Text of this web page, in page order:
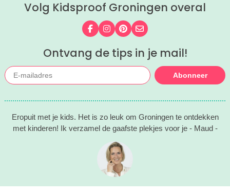
Volg Kidsproof Groningen overal
Volg ons op Facebook
Volg ons op Instagram
Volg ons op Pinterest
Mail ons
Ontvang de tips in je mail!
Abonneer
Eropuit met je kids. Het is zo leuk om Groningen te ontdekken
met kinderen! Ik verzamel de gaafste plekjes voor je - Maud -